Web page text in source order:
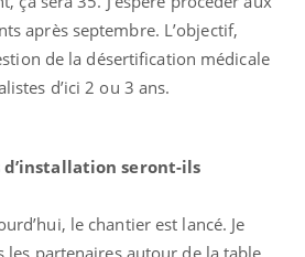
après septembre. L’objectif,
de la désertification médicale
d’ici 2 ou 3 ans.
seront-ils
le chantier est lancé. Je